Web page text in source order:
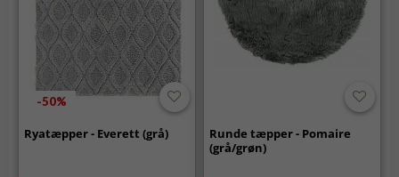
-50%
Ryatæpper - Everett (grå)
Runde tæpper - Pomaire
(grå/grøn)